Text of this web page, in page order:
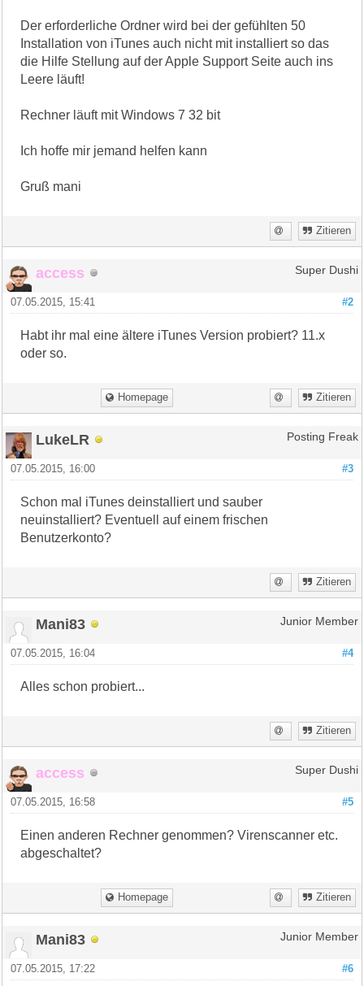
Der erforderliche Ordner wird bei der gefühlten 50
Installation von iTunes auch nicht mit installiert so das
die Hilfe Stellung auf der Apple Support Seite auch ins
Leere läuft!
Rechner läuft mit Windows 7 32 bit
Ich hoffe mir jemand helfen kann
Gruß mani
Zitieren
access Super Dushi
#2
07.05.2015, 15:41
Habt ihr mal eine ältere iTunes Version probiert? 11.x
oder so.
Homepage Zitieren
LukeLR Posting Freak
#3
07.05.2015, 16:00
Schon mal iTunes deinstalliert und sauber
neuinstalliert? Eventuell auf einem frischen
Benutzerkonto?
Zitieren
Mani83 Junior Member
#4
07.05.2015, 16:04
Alles schon probiert...
Zitieren
access Super Dushi
#5
07.05.2015, 16:58
Einen anderen Rechner genommen? Virenscanner etc.
abgeschaltet?
Homepage Zitieren
Mani83 Junior Member
#6
07.05.2015, 17:22